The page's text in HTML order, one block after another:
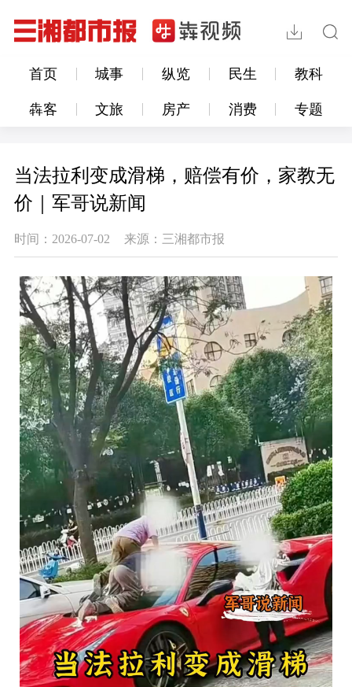
首页 城事 纵览 民生 教科
犇客 文旅 房产 消费 专题
当法拉利变成滑梯，赔偿有价，家教无
价｜军哥说新闻
时间：2026-07-02 来源：三湘都市报